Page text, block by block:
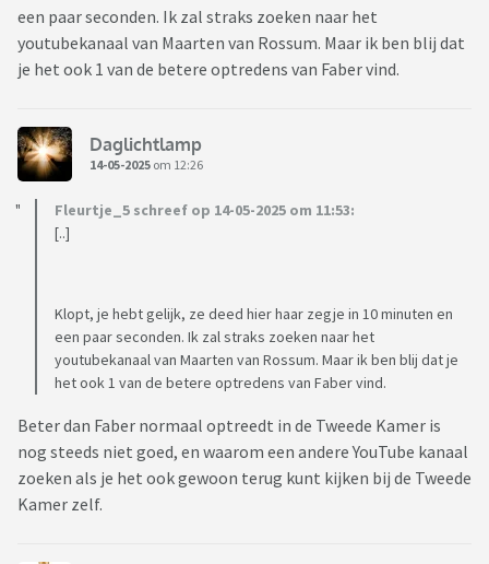
een paar seconden. Ik zal straks zoeken naar het
youtubekanaal van Maarten van Rossum. Maar ik ben blij dat
je het ook 1 van de betere optredens van Faber vind.
Daglichtlamp
14-05-2025 om 12:26
Fleurtje_5 schreef op 14-05-2025 om 11:53:
[..]
Klopt, je hebt gelijk, ze deed hier haar zegje in 10 minuten en
een paar seconden. Ik zal straks zoeken naar het
youtubekanaal van Maarten van Rossum. Maar ik ben blij dat je
het ook 1 van de betere optredens van Faber vind.
Beter dan Faber normaal optreedt in de Tweede Kamer is
nog steeds niet goed, en waarom een andere YouTube kanaal
zoeken als je het ook gewoon terug kunt kijken bij de Tweede
Kamer zelf.